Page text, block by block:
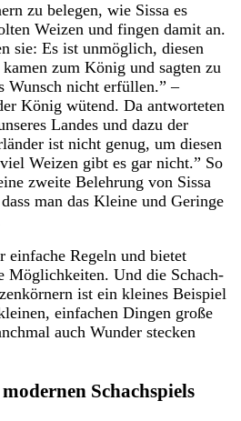
zu belegen, wie Sissa es
Weizen und fingen damit an.
sie: Es ist unmöglich, diesen
zum König und sagten zu
Wunsch nicht erfüllen.” –
König wütend. Da antworteten
Landes und dazu der
ist nicht genug, um diesen
Weizen gibt es gar nicht.” So
zweite Belehrung von Sissa
man das Kleine und Geringe
einfache Regeln und bietet
Möglichkeiten. Und die Schach-
ist ein kleines Beispiel
einfachen Dingen große
auch Wunder stecken
Schachspiels